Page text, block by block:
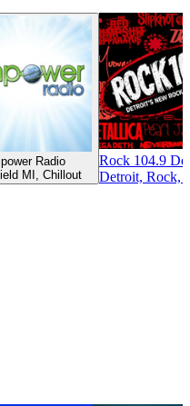
Radio
MI, Chillout
Rock 104.9
Detroit, Rock,